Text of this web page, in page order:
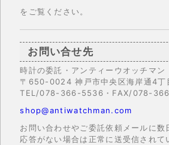
をご覧ください。
お問い合せ先
時計の委託・アンティーウオッチマン
〒650-0024 神戸市中央区海岸通4丁
TEL/078-366-5536・FAX/078-
shop@antiwatchman.com
お問い合わせやご委託依頼メールに数
応答がない場合は正常に送受信されて